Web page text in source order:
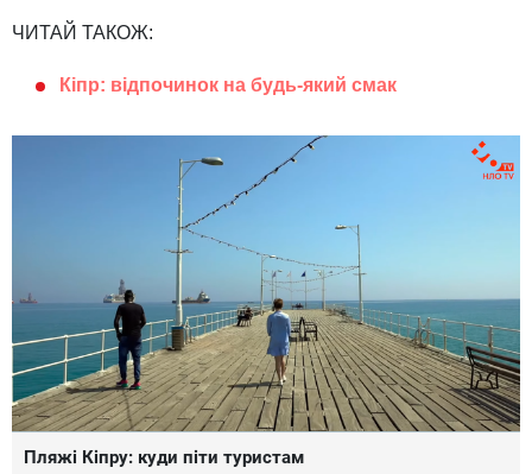
ЧИТАЙ ТАКОЖ:
Кіпр: відпочинок на будь-який смак
Пляжі Кіпру: куди піти туристам